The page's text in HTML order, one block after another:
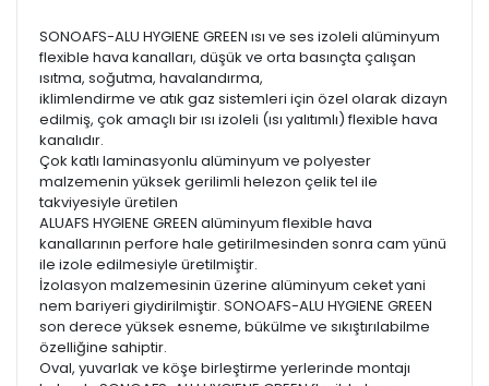
SONOAFS-ALU HYGIENE GREEN ısı ve ses izoleli alüminyum
flexible hava kanalları, düşük ve orta basınçta çalışan
ısıtma, soğutma, havalandırma,
iklimlendirme ve atık gaz sistemleri için özel olarak dizayn
edilmiş, çok amaçlı bir ısı izoleli (ısı yalıtımlı) flexible hava
kanalıdır.
Çok katlı laminasyonlu alüminyum ve polyester
malzemenin yüksek gerilimli helezon çelik tel ile
takviyesiyle üretilen
ALUAFS HYGIENE GREEN alüminyum flexible hava
kanallarının perfore hale getirilmesinden sonra cam yünü
ile izole edilmesiyle üretilmiştir.
İzolasyon malzemesinin üzerine alüminyum ceket yani
nem bariyeri giydirilmiştir. SONOAFS-ALU HYGIENE GREEN
son derece yüksek esneme, bükülme ve sıkıştırılabilme
özelliğine sahiptir.
Oval, yuvarlak ve köşe birleştirme yerlerinde montajı